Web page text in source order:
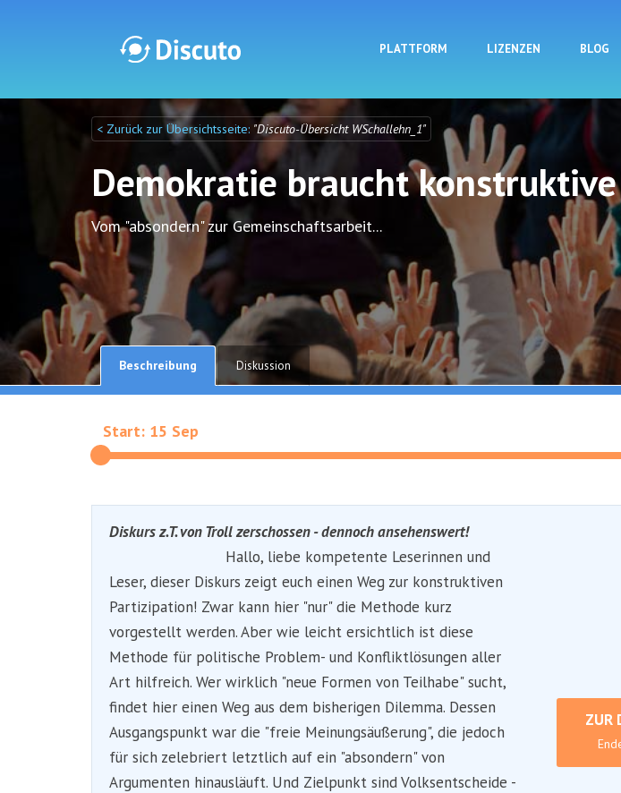
PLATTFORM LIZENZEN BLOG
Discuto
< Zurück zur Übersichtsseite: "Discuto-Übersicht WSchallehn_1"
Demokratie braucht
Vom "absondern" zur Gemeinschaftsarbeit...
Beschreibung Diskussion
Start: 15 Sep
Diskurs z.T. von Troll zerschossen - dennoch ansehenswert!
Hallo, liebe kompetente Leserinnen und
Leser, dieser Diskurs zeigt euch einen Weg zur konstruktiven
Partizipation! Zwar kann hier "nur" die Methode kurz
vorgestellt werden. Aber wie leicht ersichtlich ist diese
Methode für politische Problem- und Konfliktlösungen aller
Art hilfreich. Wer wirklich "neue Formen von Teilhabe" sucht,
findet hier einen Weg aus dem bisherigen Dilemma. Dessen
Ausgangspunkt war die "freie Meinungsäußerung", die jedoch
für sich zelebriert letztlich auf ein "absondern" von
Argumenten hinausläuft. Und Zielpunkt sind Volksentscheide -
ZUR